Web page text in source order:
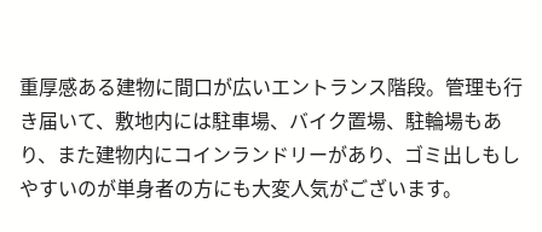
重厚感ある建物に間口が広いエントランス階段。管理も行
き届いて、敷地内には駐車場、バイク置場、駐輪場もあ
り、また建物内にコインランドリーがあり、ゴミ出しもし
やすいのが単身者の方にも大変人気がございます。